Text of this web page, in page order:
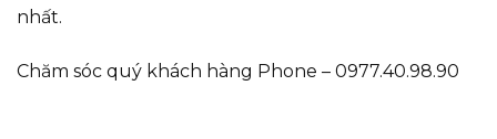
nhất.
Chăm sóc quý khách hàng Phone – 0977.40.98.90